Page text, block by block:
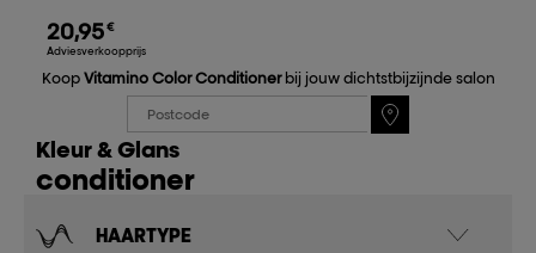
20,95 €
Adviesverkoopprijs
Koop Vitamino Color Conditioner bij jouw dichtstbijzijnde salon
Kleur & Glans
conditioner
HAARTYPE